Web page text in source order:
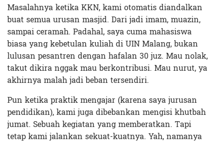
Masalahnya ketika KKN, kami otomatis diandalkan
buat semua urusan masjid. Dari jadi imam, muazin,
sampai ceramah. Padahal, saya cuma mahasiswa
biasa yang kebetulan kuliah di UIN Malang, bukan
lulusan pesantren dengan hafalan 30 juz. Mau nolak,
takut dikira nggak mau berkontribusi. Mau nurut, ya
akhirnya malah jadi beban tersendiri.
Pun ketika praktik mengajar (karena saya jurusan
pendidikan), kami juga dibebankan mengisi khutbah
jumat. Sebuah kegiatan yang memberatkan. Tapi
tetap kami jalankan sekuat-kuatnya. Yah, namanya